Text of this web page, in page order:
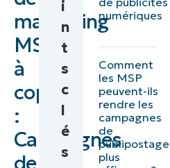
marketing
MSP
à
copier
:
Campagnes
marketing
direct
efficace
Copiez ces
i
n
t
s
c
l
é
s
numériques
?
Comment
les MSP
peuvent-ils
rendre les
campagnes
de
publipostage
plus